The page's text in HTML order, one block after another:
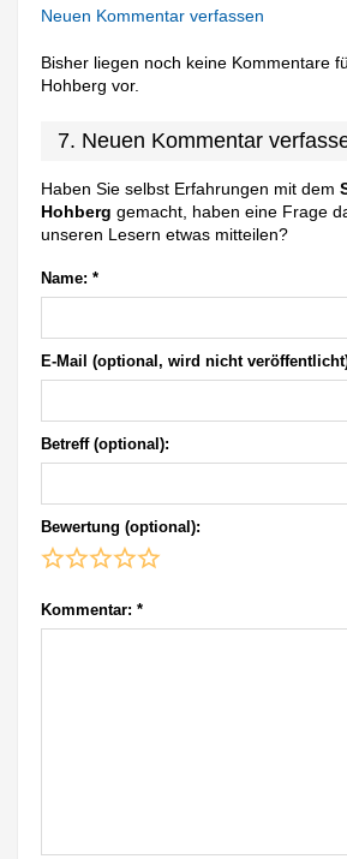
Neuen Kommentar verfassen
Bisher liegen noch keine Kommentare
Hohberg vor.
7. Neuen Kommentar
Haben Sie selbst Erfahrungen mit dem
Hohberg gemacht, haben eine Frage
unseren Lesern etwas mitteilen?
Name: *
E-Mail (optional, wird nicht
Betreff (optional):
Bewertung (optional):
Kommentar: *